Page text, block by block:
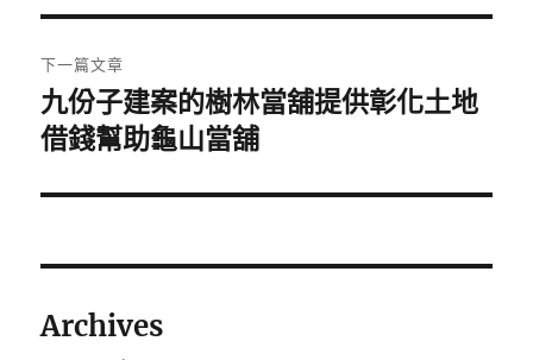
覽
文
章:
下一篇文章
下
一
文
九份子建案的樹林當舖提供彰化土地
借錢幫助龜山當舖
Archives